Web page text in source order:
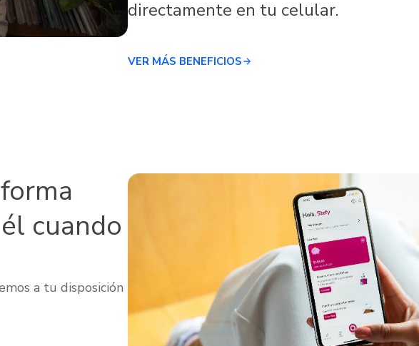
directamente en tu celular.
VER MÁS BENEFICIOS
cuando
a tu disposición